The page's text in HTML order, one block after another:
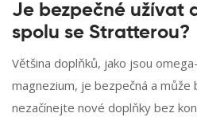
Je bezpečné užívat
spolu se Stratterou?
Většina doplňků, jako jsou
magnezium, je bezpečná a může
nezačínejte nové doplňky bez